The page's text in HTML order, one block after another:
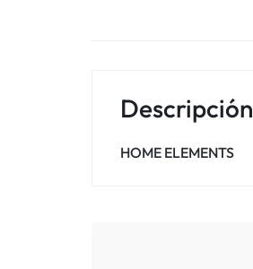
Descripción
HOME ELEMENTS